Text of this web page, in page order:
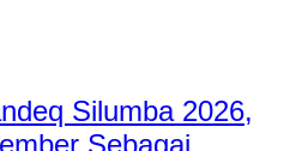
Silumba 2026,
Sebagai